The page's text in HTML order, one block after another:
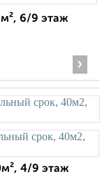
6/9 этаж
›
4/9 этаж